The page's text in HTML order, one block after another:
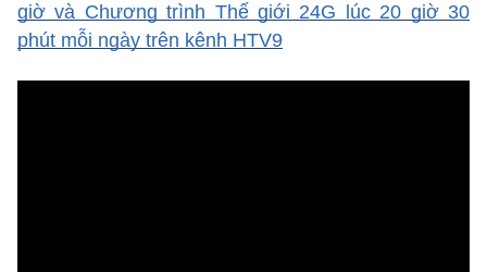
giờ và Chương trình Thế giới 24G lúc 20 giờ 30
phút mỗi ngày trên kênh HTV9